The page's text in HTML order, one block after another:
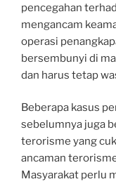
pencegahan
mengancam
operasi
bersembunyi di
dan harus tetap
Beberapa kasus
sebelumnya juga
terorisme yang
ancaman
Masyarakat perlu